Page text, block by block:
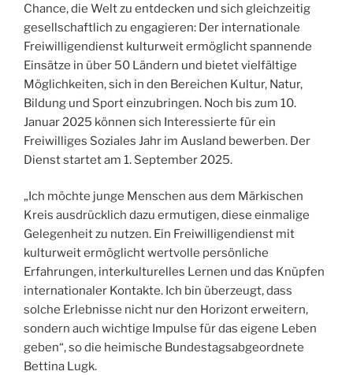
Chance, die Welt zu entdecken und sich gleichzeitig
gesellschaftlich zu engagieren: Der internationale
Freiwilligendienst kulturweit ermöglicht spannende
Einsätze in über 50 Ländern und bietet vielfältige
Möglichkeiten, sich in den Bereichen Kultur, Natur,
Bildung und Sport einzubringen. Noch bis zum 10.
Januar 2025 können sich Interessierte für ein
Freiwilliges Soziales Jahr im Ausland bewerben. Der
Dienst startet am 1. September 2025.
„Ich möchte junge Menschen aus dem Märkischen
Kreis ausdrücklich dazu ermutigen, diese einmalige
Gelegenheit zu nutzen. Ein Freiwilligendienst mit
kulturweit ermöglicht wertvolle persönliche
Erfahrungen, interkulturelles Lernen und das Knüpfen
internationaler Kontakte. Ich bin überzeugt, dass
solche Erlebnisse nicht nur den Horizont erweitern,
sondern auch wichtige Impulse für das eigene Leben
geben“, so die heimische Bundestagsabgeordnete
Bettina Lugk.